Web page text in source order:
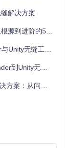
中的原始创
件的界面，显
骼动画/集合实
的动画数据通道
栈，维持层级关
解决方案
阶的5个关键突破
工作流解决方案
出工具实战指南
资产Pipeline优化